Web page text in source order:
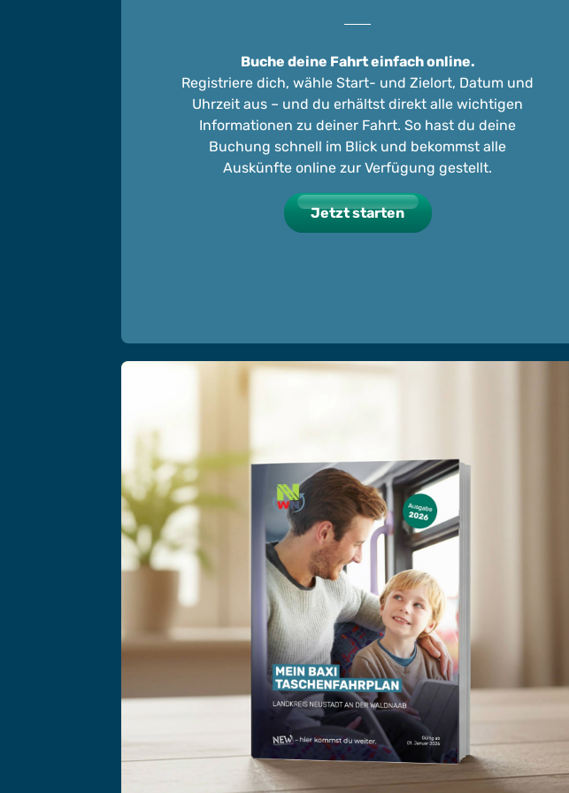
Buche deine Fahrt einfach online.
Registriere dich, wähle Start- und Zielort, Datum und
Uhrzeit aus – und du erhältst direkt alle wichtigen
Informationen zu deiner Fahrt. So hast du deine
Buchung schnell im Blick und bekommst alle
Auskünfte online zur Verfügung gestellt.
Jetzt starten